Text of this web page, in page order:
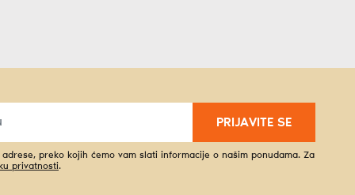
PRIJAVITE SE
preko kojih ćemo vam slati informacije o našim ponudama. Za
privatnosti.